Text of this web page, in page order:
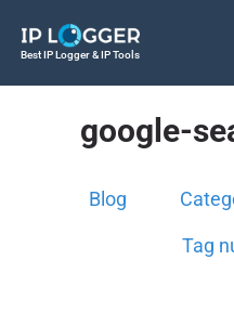
Best IP Logger & IP Tools
google-
Blog
Tag